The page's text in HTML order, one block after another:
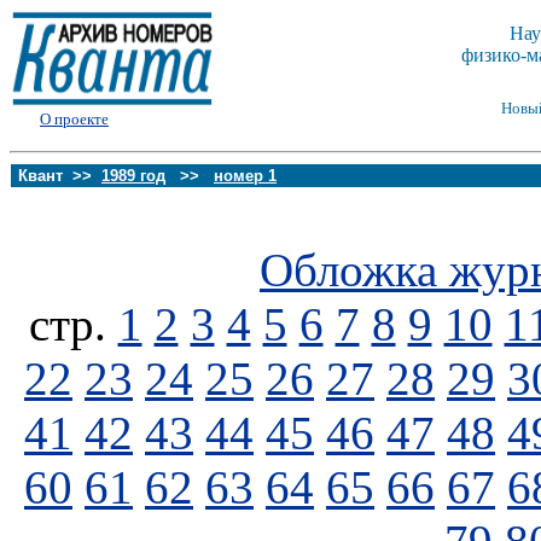
О проекте
физико-
Квант >> 1989 год >> номер 1
Обложка
стp. 1 2 3 4 5 6 7 8 9 10
22 23 24 25 26 27 28 29
41 42 43 44 45 46 47 48
60 61 62 63 64 65 66 67